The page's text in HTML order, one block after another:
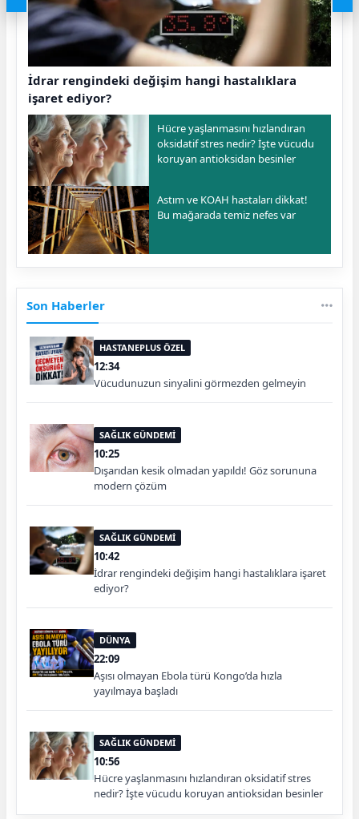
İdrar rengindeki değişim hangi hastalıklara
işaret ediyor?
Hücre yaşlanmasını hızlandıran
oksidatif stres nedir? İşte vücudu
koruyan antioksidan besinler
Astım ve KOAH hastaları dikkat!
Bu mağarada temiz nefes var
Son Haberler
HASTANEPLUS ÖZEL
12:34
Vücudunuzun sinyalini görmezden gelmeyin
SAĞLIK GÜNDEMİ
10:25
Dışarıdan kesik olmadan yapıldı! Göz sorununa
modern çözüm
SAĞLIK GÜNDEMİ
10:42
İdrar rengindeki değişim hangi hastalıklara işaret
ediyor?
DÜNYA
22:09
Aşısı olmayan Ebola türü Kongo’da hızla
yayılmaya başladı
SAĞLIK GÜNDEMİ
10:56
Hücre yaşlanmasını hızlandıran oksidatif stres
nedir? İşte vücudu koruyan antioksidan besinler